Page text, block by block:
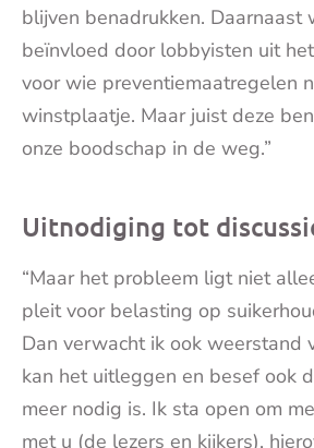
blijven benadrukken. Daarnaast
beïnvloed door lobbyisten uit
voor wie preventiemaatregelen
winstplaatje. Maar juist deze
onze boodschap in de weg.”
Uitnodiging tot
“Maar het probleem ligt niet
pleit voor belasting op
Dan verwacht ik ook weerstand
kan het uitleggen en besef ook
meer nodig is. Ik sta open om
met u (de lezers en kijkers),